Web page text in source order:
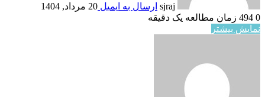
sjraj ارسال به ایمیل 20 مرداد, 1404
0
زمان مطالعه یک دقیقه
نمایش بیشتر